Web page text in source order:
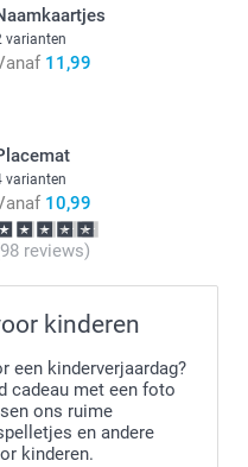
varianten
11,99
varianten
10,99
reviews)
kinderen
een kinderverjaardag?
cadeau met een foto
ons ruime
en andere
kinderen.